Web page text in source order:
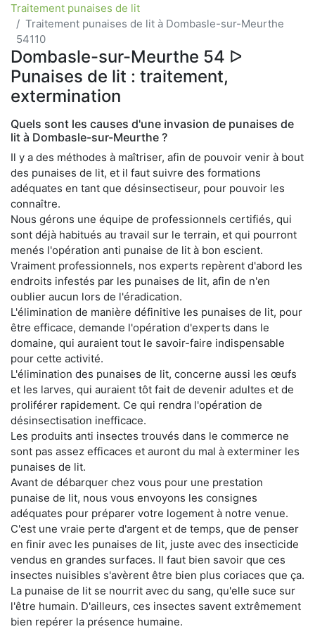
Traitement punaises de lit
Traitement punaises de lit à Dombasle-sur-Meurthe
54110
Dombasle-sur-Meurthe 54 ᐅ
Punaises de lit : traitement,
extermination
Quels sont les causes d'une invasion de punaises de
lit à Dombasle-sur-Meurthe ?
Il y a des méthodes à maîtriser, afin de pouvoir venir à bout
des punaises de lit, et il faut suivre des formations
adéquates en tant que désinsectiseur, pour pouvoir les
connaître.
Nous gérons une équipe de professionnels certifiés, qui
sont déjà habitués au travail sur le terrain, et qui pourront
menés l'opération anti punaise de lit à bon escient.
Vraiment professionnels, nos experts repèrent d'abord les
endroits infestés par les punaises de lit, afin de n'en
oublier aucun lors de l'éradication.
L'élimination de manière définitive les punaises de lit, pour
être efficace, demande l'opération d'experts dans le
domaine, qui auraient tout le savoir-faire indispensable
pour cette activité.
L'élimination des punaises de lit, concerne aussi les œufs
et les larves, qui auraient tôt fait de devenir adultes et de
proliférer rapidement. Ce qui rendra l'opération de
désinsectisation inefficace.
Les produits anti insectes trouvés dans le commerce ne
sont pas assez efficaces et auront du mal à exterminer les
punaises de lit.
Avant de débarquer chez vous pour une prestation
punaise de lit, nous vous envoyons les consignes
adéquates pour préparer votre logement à notre venue.
C'est une vraie perte d'argent et de temps, que de penser
en finir avec les punaises de lit, juste avec des insecticide
vendus en grandes surfaces. Il faut bien savoir que ces
insectes nuisibles s'avèrent être bien plus coriaces que ça.
La punaise de lit se nourrit avec du sang, qu'elle suce sur
l'être humain. D'ailleurs, ces insectes savent extrêmement
bien repérer la présence humaine.